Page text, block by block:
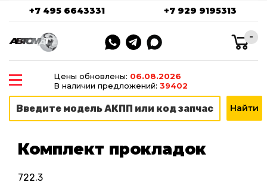
+7 495 6643331 +7 929 9195313
-
Цены обновлены: 06.08.2026
В наличии предложений: 39402
Комплект прокладок
722.3